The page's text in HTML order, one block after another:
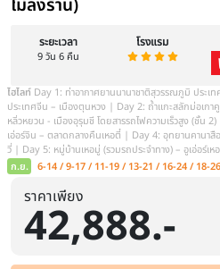
8 วัน 6 คืน
ไฮไลท์เก็บไฮไลท์ธรรมชาติแดนคานา
มังกร, อ่าวเทพเทวดา, และเดินเล่นริ
บ้านชนเผ่าถู่วา พร้อมชิมขนมพื้นเมือ
ชมป่าต้นเบิร์ช และเดินขึ้นจุดชมวิวฮา
ก.ย.
ราคาเพียง
42,888.-